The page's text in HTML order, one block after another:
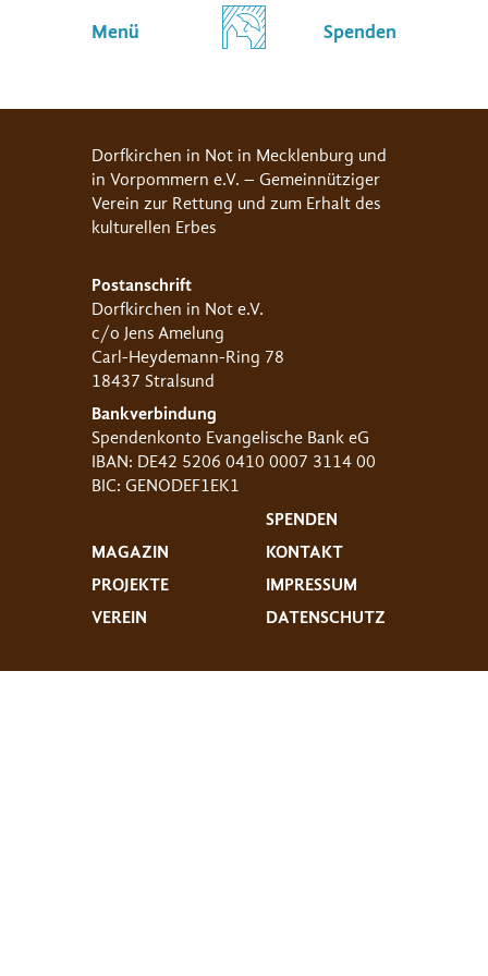
Menü Spenden
Dorfkirchen in Not in Mecklenburg und
in Vorpommern e.V. – Gemeinnütziger
Verein zur Rettung und zum Erhalt des
kulturellen Erbes
Postanschrift
Dorfkirchen in Not e.V.
c/o Jens Amelung
Carl-Heydemann-Ring 78
18437 Stralsund
Bankverbindung
Spendenkonto Evangelische Bank eG
IBAN: DE42 5206 0410 0007 3114 00
BIC: GENODEF1EK1
MAGAZIN
PROJEKTE
VEREIN
SPENDEN
KONTAKT
IMPRESSUM
DATENSCHUTZ